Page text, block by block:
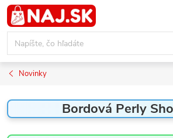
Prejsť
na
obsah
Novinky
Bordová Perly